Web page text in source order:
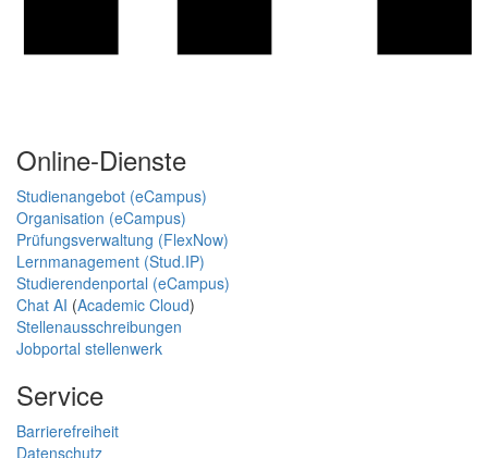
Online-Dienste
Studienangebot (eCampus)
Organisation (eCampus)
Prüfungsverwaltung (FlexNow)
Lernmanagement (Stud.IP)
Studierendenportal (eCampus)
Chat AI (Academic Cloud)
Stellenausschreibungen
Jobportal stellenwerk
Service
Barrierefreiheit
Datenschutz